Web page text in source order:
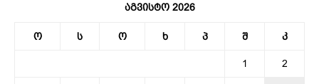
აგვისტო 2026
ო ს ო ხ პ შ კ
1 2